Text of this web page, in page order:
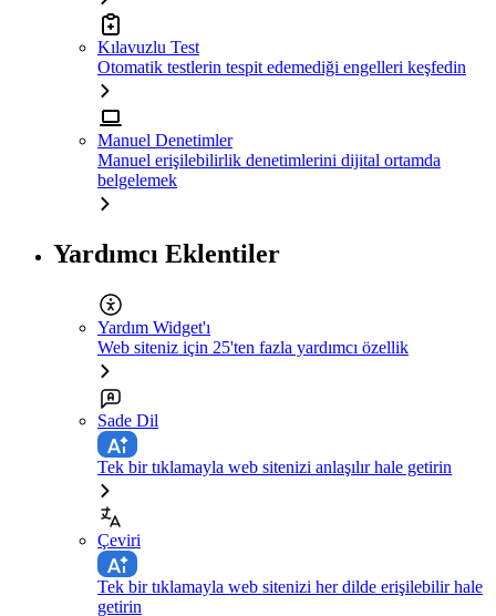
Kılavuzlu Test
Otomatik testlerin tespit edemediği engelleri keşfedin
Manuel Denetimler
Manuel erişilebilirlik denetimlerini dijital ortamda
belgelemek
Yardımcı Eklentiler
Yardım Widget'ı
Web siteniz için 25'ten fazla yardımcı özellik
Sade Dil
Tek bir tıklamayla web sitenizi anlaşılır hale getirin
Çeviri
Tek bir tıklamayla web sitenizi her dilde erişilebilir hale
getirin